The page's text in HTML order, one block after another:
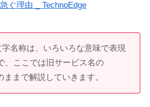
ぐ理由 _ TechnoEdge
字名称は、いろいろな意味で表現
、ここでは旧サービス名の
ままで解説していきます。